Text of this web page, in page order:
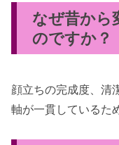
なぜ昔から
のですか？
顔立ちの完成度、清
軸が一貫しているた